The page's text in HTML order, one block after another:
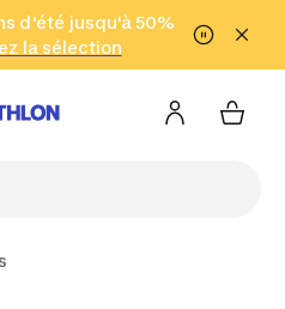
au contenu Aller au pied de
d'été jusqu'à 50%
la sélection
ici
2 h!